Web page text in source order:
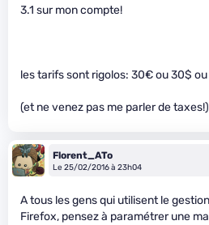
3.1 sur mon compte!
les tarifs sont rigolos: 30€ ou 30$
(et ne venez pas me parler de taxes!)
Florent_ATo
Le 25/02/2016 à 23h04
A tous les gens qui utilisent le
Firefox, pensez à paramétrer une